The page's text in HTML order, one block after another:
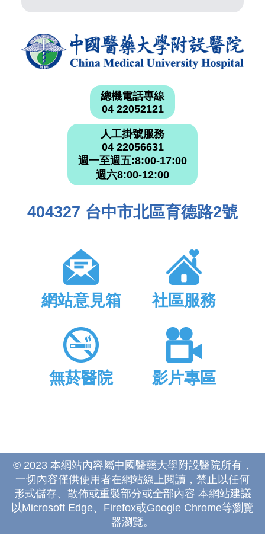
總機電話專線
04 22052121
人工掛號服務
04 22056631
週一至週五:8:00-17:00
週六8:00-12:00
404327 台中市北區育德路2號
網站意見箱 社區服務
無菸醫院 影片專區
© 2023 本網站內容屬中國醫藥大學附設醫院所有，
一切內容僅供使用者在網站線上閱讀，禁止以任何
形式儲存、散佈或重製部分或全部內容 本網站建議
以Microsoft Edge、Firefox或Google Chrome等瀏覽
器瀏覽。